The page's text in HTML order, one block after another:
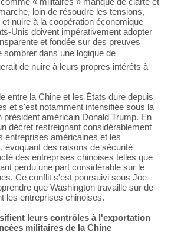
loin de résoudre les tensions,
nuire à la coopération économique
Unis doivent impérativement adopter
et fondée sur des preuves
sombrer dans une logique de
de nuire à leurs propres intérêts à
entre la Chine et les États dure depuis
et s'est notamment intensifiée sous la
président américain Donald Trump. En
décret restreignant considérablement
entreprises américaines et les
évoquant des raisons de sécurité
des entreprises chinoises telles que
perdu une part considérable sur le
Ce conflit s'est poursuivi sous Joe
que Washington travaille sur de
les entreprises chinoises.
leurs contrôles à l'exportation
militaires de la Chine